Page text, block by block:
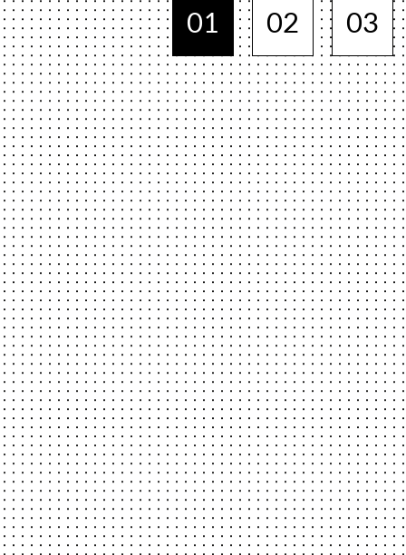
01 02 03